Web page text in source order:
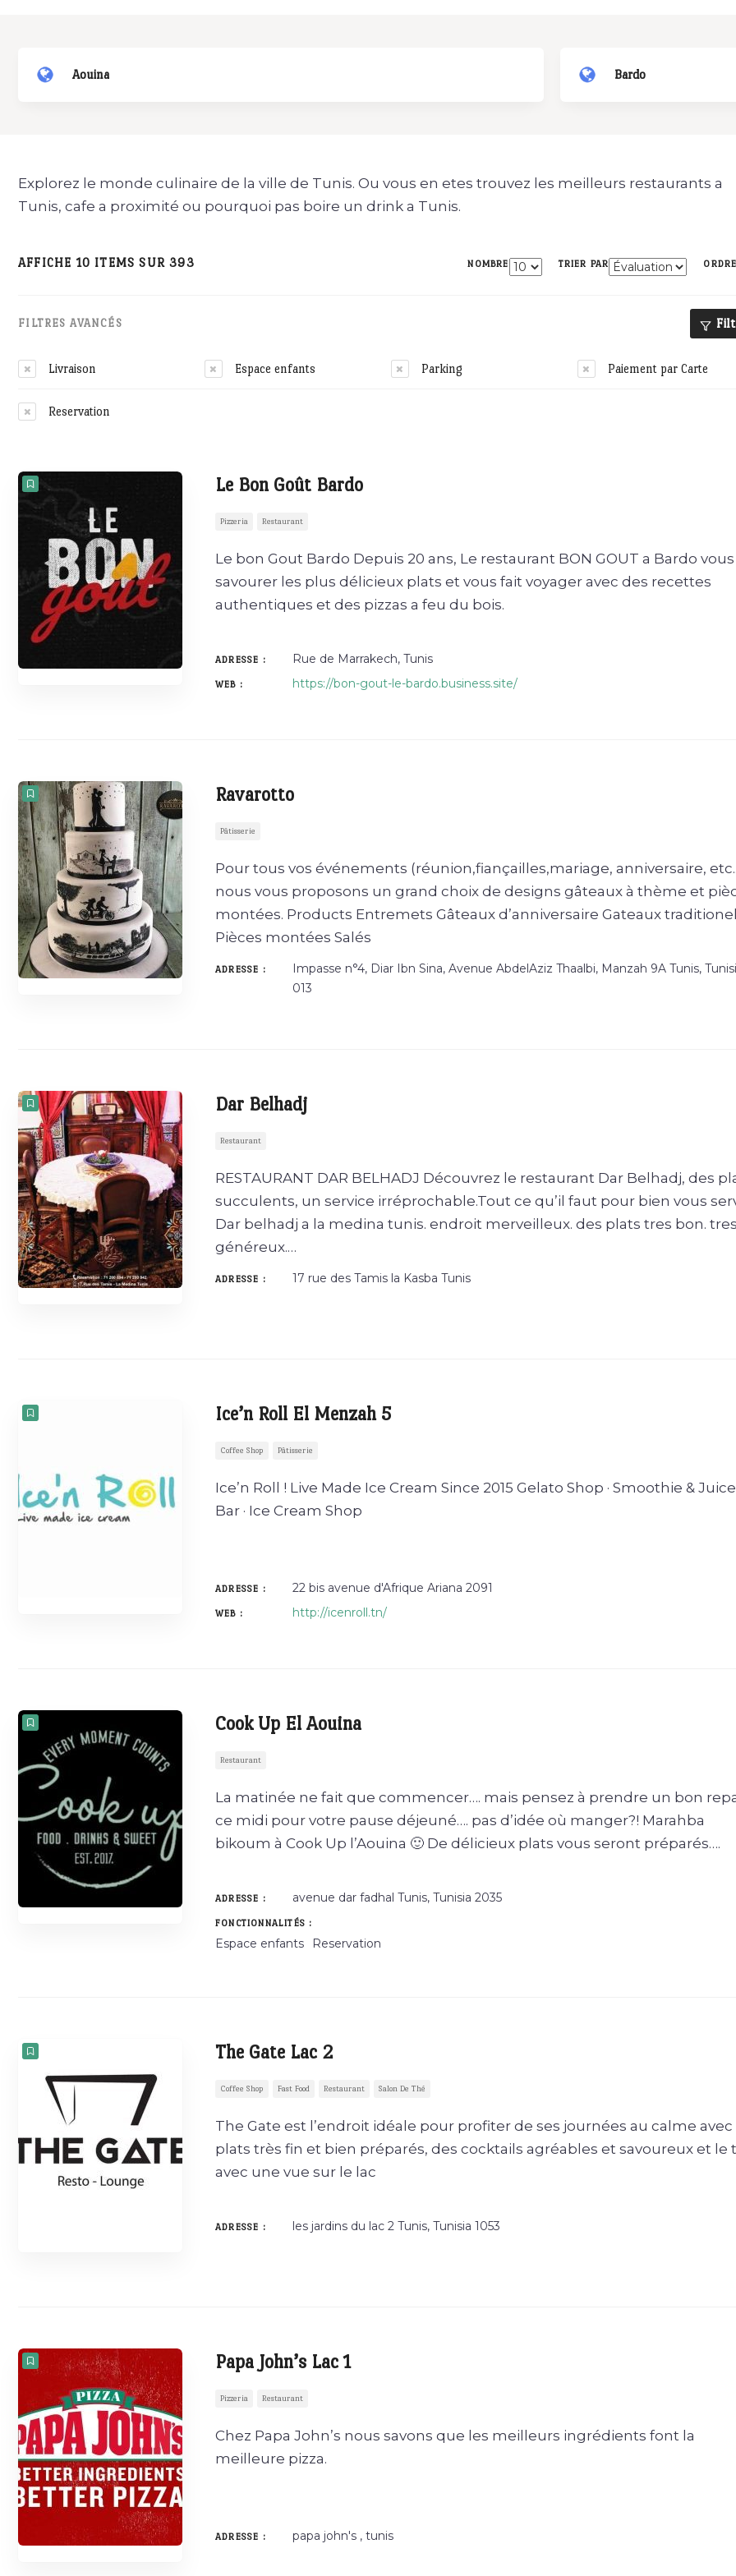
Aouina Bardo
Explorez le monde culinaire de la ville de Tunis. Ou vous en etes trouvez les meilleurs restaurants a
Tunis, cafe a proximité ou pourquoi pas boire un drink a Tunis.
AFFICHE 10 ITEMS SUR 393 NOMBRE TRIER PAR
FILTRES AVANCÉS
Livraison Espace enfants Parking Paiement par Carte
Reservation
Le Bon Goût Bardo
Pizzeria Restaurant
Le bon Gout Bardo Depuis 20 ans, Le restaurant BON GOUT a Bardo
savourer les plus délicieux plats et vous fait voyager avec des recettes
authentiques et des pizzas a feu du bois.
ADRESSE : Rue de Marrakech, Tunis
WEB : https://bon-gout-le-bardo.business.site/
Ravarotto
Pâtisserie
Pour tous vos événements (réunion,fiançailles,mariage, anniversaire,
nous vous proposons un grand choix de designs gâteaux à thème et
montées. Products Entremets Gâteaux d’anniversaire Gateaux
Pièces montées Salés
ADRESSE :
Impasse n°4, Diar Ibn Sina, Avenue AbdelAziz Thaalbi, Manzah 9A Tunis,
013
Dar Belhadj
Restaurant
RESTAURANT DAR BELHADJ Découvrez le restaurant Dar Belhadj, des
succulents, un service irréprochable.Tout ce qu’il faut pour bien vous
Dar belhadj a la medina tunis. endroit merveilleux. des plats tres bon.
généreux.…
ADRESSE : 17 rue des Tamis la Kasba Tunis
Ice’n Roll El Menzah 5
Coffee Shop Pâtisserie
Ice’n Roll ! Live Made Ice Cream Since 2015 Gelato Shop · Smoothie & Juice
Bar · Ice Cream Shop
ADRESSE : 22 bis avenue d'Afrique Ariana 2091
WEB : http://icenroll.tn/
Cook Up El Aouina
Restaurant
La matinée ne fait que commencer…. mais pensez à prendre un bon
ce midi pour votre pause déjeuné…. pas d’idée où manger?! Marahba
bikoum à Cook Up l’Aouina 🙂 De délicieux plats vous seront préparés….
ADRESSE : avenue dar fadhal Tunis, Tunisia 2035
FONCTIONNALITÉS :
Espace enfants Reservation
The Gate Lac 2
Coffee Shop Fast Food Restaurant Salon De Thé
The Gate est l’endroit idéale pour profiter de ses journées au calme avec
plats très fin et bien préparés, des cocktails agréables et savoureux et le
avec une vue sur le lac
ADRESSE : les jardins du lac 2 Tunis, Tunisia 1053
Papa John’s Lac 1
Pizzeria Restaurant
Chez Papa John’s nous savons que les meilleurs ingrédients font la
meilleure pizza.
ADRESSE : papa john's , tunis